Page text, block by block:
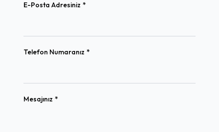
E-Posta Adresiniz *
Telefon Numaranız *
Mesajınız *